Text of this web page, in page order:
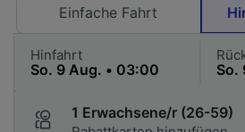
Einfache Fahrt
Hinfahrt
1 Erwachsene/r (26-59)